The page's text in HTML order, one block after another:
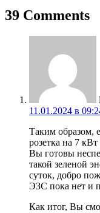
39 Comments
11.01.2024 в
Таким образом,
розетка на 7
Вы готовы
такой зеленой
суток, добро
ЭЗС пока нет и
Как итог, Вы